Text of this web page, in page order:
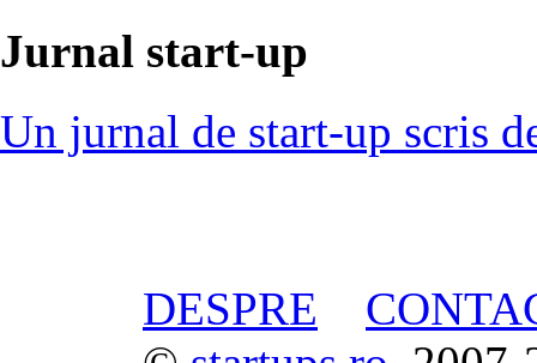
Jurnal start-up
Un jurnal de start-up scris
DESPRE